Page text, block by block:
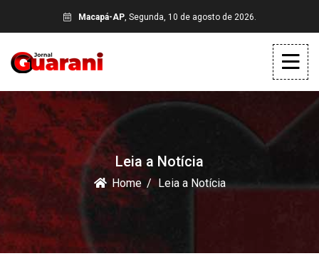
Macapá-AP, Segunda, 10 de agosto de 2026.
Leia a Notícia
Home Leia a Notícia